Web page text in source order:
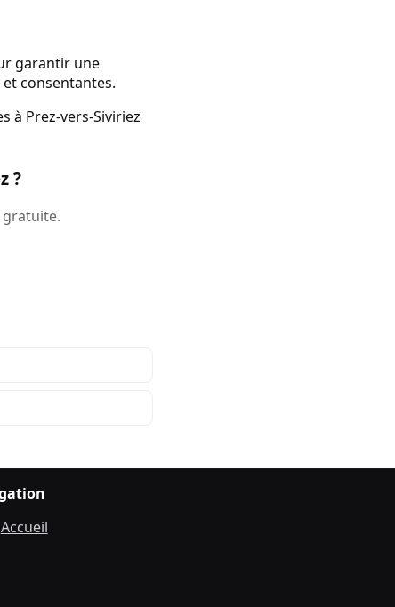
garantir une
consentantes.
à Prez-vers-Siviriez
?
Accueil